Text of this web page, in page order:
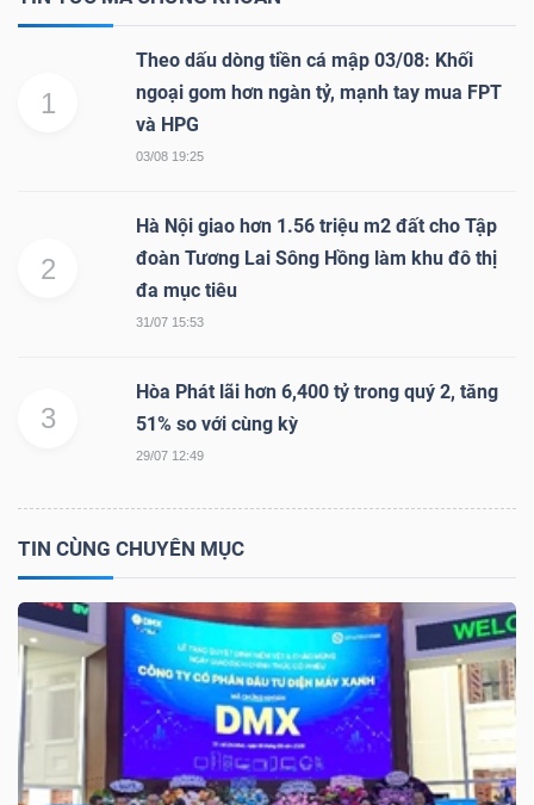
1
Theo dấu dòng tiền cá mập 03/08: Khối
ngoại gom hơn ngàn tỷ, mạnh tay mua FPT
và HPG
03/08 19:25
2
Hà Nội giao hơn 1.56 triệu m2 đất cho Tập
đoàn Tương Lai Sông Hồng làm khu đô thị
đa mục tiêu
31/07 15:53
3
Hòa Phát lãi hơn 6,400 tỷ trong quý 2, tăng
51% so với cùng kỳ
29/07 12:49
TIN CÙNG CHUYÊN MỤC
PHIẾU
PHÁI
PHIẾU